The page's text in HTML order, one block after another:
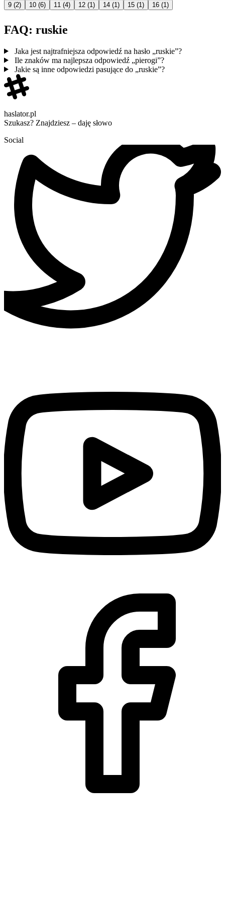
9 (2) 10 (6) 11 (4) 12 (1) 14 (1) 15 (1) 16 (1)
FAQ: ruskie
Jaka jest najtrafniejsza odpowiedź na hasło „ruskie”?
Ile znaków ma najlepsza odpowiedź „pierogi”?
Jakie są inne odpowiedzi pasujące do „ruskie”?
haslator.pl
Szukasz? Znajdziesz – daję słowo
Social